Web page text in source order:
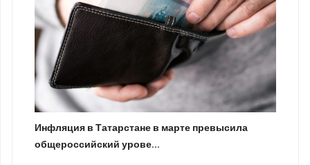
Инфляция в Татарстане в марте превысила
общероссийский урове...